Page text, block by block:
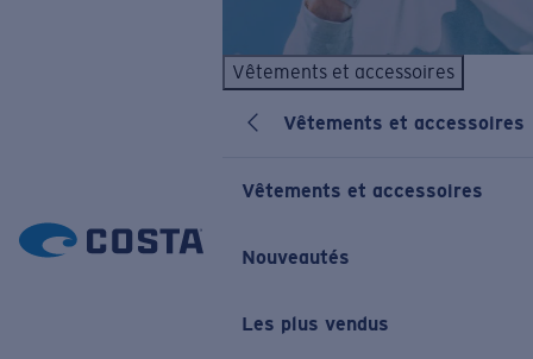
Vêtements et accessoires
Vêtements et accessoires
Vêtements et accessoires
Nouveautés
Les plus vendus